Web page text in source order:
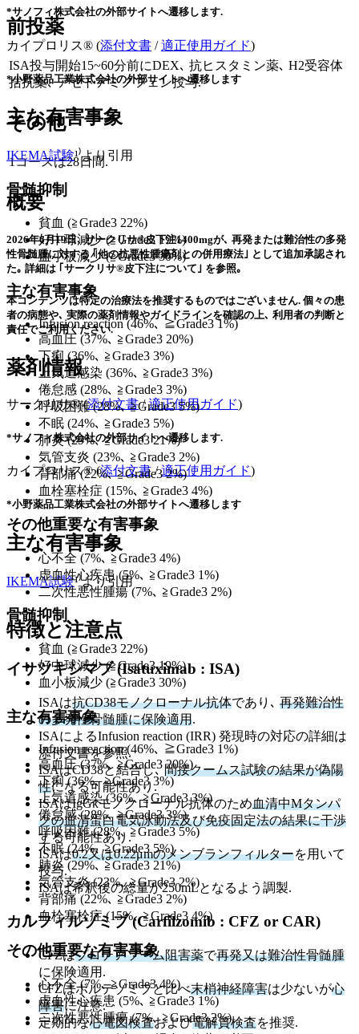
*サノフィ株式会社の外部サイトへ遷移します.
カイプロリス® (添付文書 /適正使用ガイド)
*小野薬品工業株式会社の外部サイトへ遷移します
主な有害事象
IKEMA試験¹⁾より引用
骨髄抑制
貧血 (≧Grade3 22%)
好中球減少 (≧Grade3 19%)
血小板減少 (≧Grade3 30%)
主な有害事象
Infusion reaction (46%､ ≧Grade3 1%)
高血圧 (37%､ ≧Grade3 20%)
下痢 (36%､ ≧Grade3 3%)
上気道感染 (36%､ ≧Grade3 3%)
倦怠感 (28%､ ≧Grade3 3%)
呼吸困難 (28%､ ≧Grade3 5%)
不眠 (24%､ ≧Grade3 5%)
肺炎 (29%､ ≧Grade3 21%)
気管支炎 (23%､ ≧Grade3 2%)
背部痛 (22%､ ≧Grade3 2%)
血栓塞栓症 (15%､ ≧Grade3 4%)
その他重要な有害事象
心不全 (7%､ ≧Grade3 4%)
虚血性心疾患 (5%､ ≧Grade3 1%)
二次性悪性腫瘍 (7%､ ≧Grade3 2%)
特徴と注意点
イサツキシマブ (Isatuximab : ISA)
ISAは抗CD38モノクローナル抗体であり､ 再発難治性
の多発性骨髄腫に保険適用.
ISAによるInfusion reaction (IRR) 発現時の対応の詳細は
添付文書を参照.
ISAはCD38と結合し､間接クームス試験の結果が偽陽
性になる可能性あり.
ISAはIgGκモノクローナル抗体のため血清中Mタンパ
クの血清蛋白電気泳動法及び免疫固定法の結果に干渉
する可能性あり.
ISAは0.2又は0.22μmのメンブランフィルターを用いて
投与.
ISAは希釈後の総量が250mLとなるよう調製.
カルフィルゾミブ (Carfilzomib : CFZ or CAR)
CFZはプロテアソーム阻害薬で再発又は難治性骨髄腫
に保険適用.
CFZはボルテゾミブと比べ末梢神経障害は少ないが心
障害に注意.
定期的な心電図検査および電解質検査を推奨.
前投薬
ISA投与開始15~60分前にDEX､ 抗ヒスタミン薬､ H2受容体
拮抗薬､ アセトアミノフェン投与.
その他
1コースは28日間.
概要
2026年6月19日､ サークリサ®皮下注1400mgが､ 再発または難治性の多発
性骨髄腫に対する ｢他の抗悪性腫瘍剤との併用療法｣ として追加承認され
た｡ 詳細は ｢サークリサ®皮下注について｣ を参照｡
本コンテンツは特定の治療法を推奨するものではございません. 個々の患
者の病態や､ 実際の薬剤情報やガイドラインを確認の上､ 利用者の判断と
責任でご利用ください.
薬剤情報
サークリサ® (添付文書/適正使用ガイド)
*サノフィ株式会社の外部サイトへ遷移します.
カイプロリス® (添付文書/適正使用ガイド)
*小野薬品工業株式会社の外部サイトへ遷移します
主な有害事象
IKEMA試験¹⁾より引用
骨髄抑制
貧血 (≧Grade3 22%)
好中球減少 (≧Grade3 19%)
血小板減少 (≧Grade3 30%)
主な有害事象
Infusion reaction (46%､ ≧Grade3 1%)
高血圧 (37%､ ≧Grade3 20%)
下痢 (36%､ ≧Grade3 3%)
上気道感染 (36%､ ≧Grade3 3%)
倦怠感 (28%､ ≧Grade3 3%)
呼吸困難 (28%､ ≧Grade3 5%)
不眠 (24%､ ≧Grade3 5%)
肺炎 (29%､ ≧Grade3 21%)
気管支炎 (23%､ ≧Grade3 2%)
背部痛 (22%､ ≧Grade3 2%)
血栓塞栓症 (15%､ ≧Grade3 4%)
その他重要な有害事象
心不全 (7%､ ≧Grade3 4%)
虚血性心疾患 (5%､ ≧Grade3 1%)
二次性悪性腫瘍 (7%､ ≧Grade3 2%)